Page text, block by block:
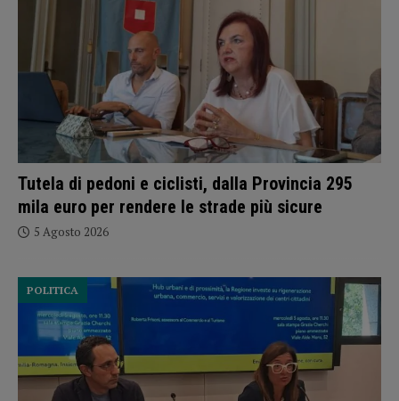
Tutela di pedoni e ciclisti, dalla Provincia 295
mila euro per rendere le strade più sicure
5 Agosto 2026
POLITICA